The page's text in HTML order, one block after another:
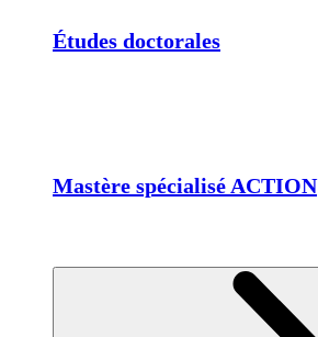
Études doctorales
Mastère spécialisé ACTION